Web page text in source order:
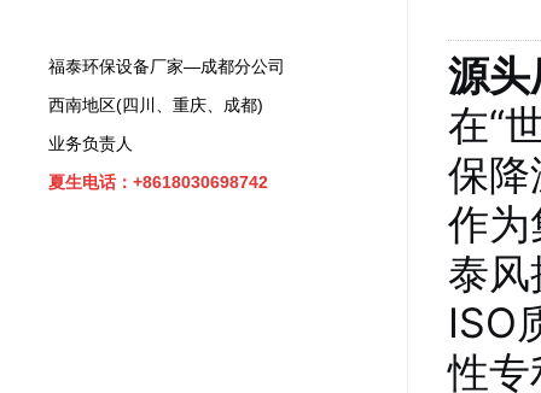
源头
在“
保
作为
泰
ISO
性专
福泰环保设备厂家—成都分公司
西南地区(四川、重庆、成都)
业务负责人
夏生电话：+8618030698742